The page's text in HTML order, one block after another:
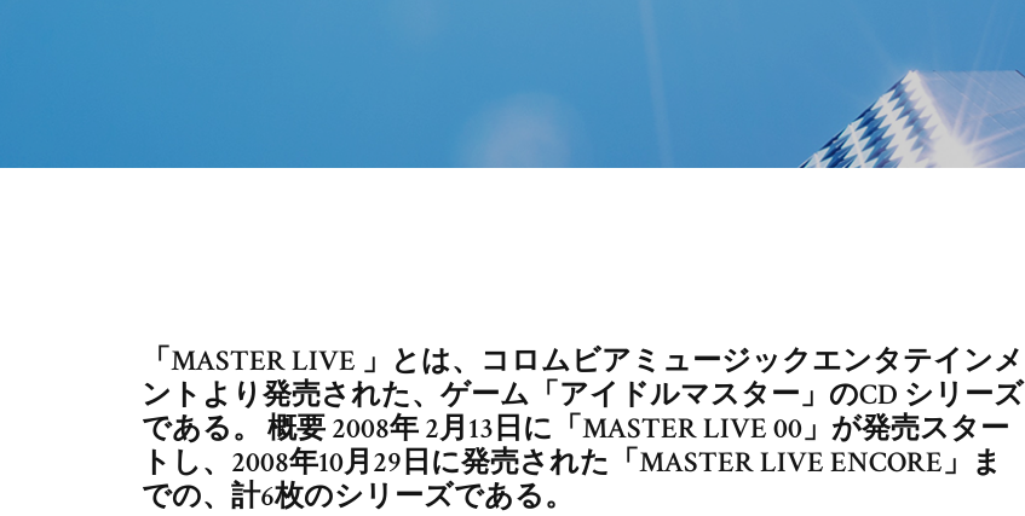
「MASTER LIVE 」とは、コロムビアミュージックエンタテインメ
ントより発売された、ゲーム「アイドルマスター」のCD シリーズ
である。 概要 2008年 2月13日に「MASTER LIVE 00」が発売スター
トし、2008年10月29日に発売された「MASTER LIVE ENCORE」ま
での、計6枚のシリーズである。